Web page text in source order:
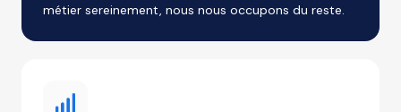
métier sereinement, nous nous occupons du reste.